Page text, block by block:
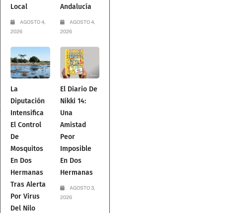
Local
AGOSTO 4,
2026
Andalucía
AGOSTO 4,
2026
La
Diputación
Intensifica
El Control
De
Mosquitos
En Dos
Hermanas
Tras Alerta
Por Virus
Del Nilo
El Diario De
Nikki 14:
Una
Amistad
Peor
Imposible
En Dos
Hermanas
AGOSTO 3,
2026